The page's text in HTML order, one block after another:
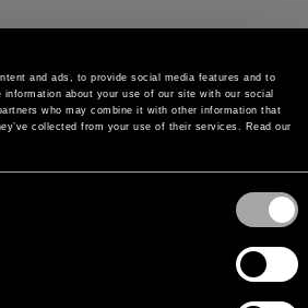
and ads, to provide social media features and to
about your use of our site with our social
who may combine it with other information that
collected from your use of their services. Read our